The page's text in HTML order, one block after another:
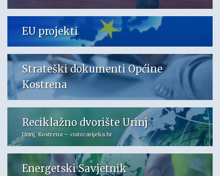
EU projekti
Strateški dokumenti Općine
Kostrena
Reciklažno dvorište Urinj
Urinj, Kostrena – cistocarijeka.hr
Energetski Savjetnik